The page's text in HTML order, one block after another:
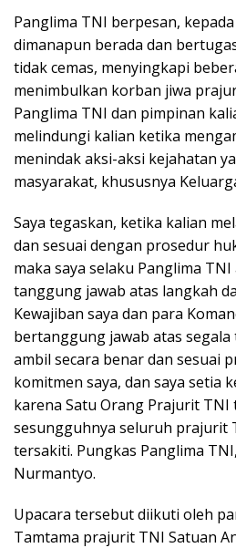
Panglima TNI berpesan,
dimanapun berada dan
tidak cemas, menyingkapi
menimbulkan korban jiwa
Panglima TNI dan pimpinan
melindungi kalian ketika
menindak aksi-aksi kejahatan
masyarakat, khususnya
Saya tegaskan, ketika kalian
dan sesuai dengan prosedur
maka saya selaku Panglima
tanggung jawab atas langkah
Kewajiban saya dan para
bertanggung jawab atas
ambil secara benar dan sesuai
komitmen saya, dan saya setia
karena Satu Orang Prajurit TNI
sesungguhnya seluruh prajurit
tersakiti. Pungkas Panglima
Nurmantyo.
Upacara tersebut diikuti oleh
Tamtama prajurit TNI Satuan